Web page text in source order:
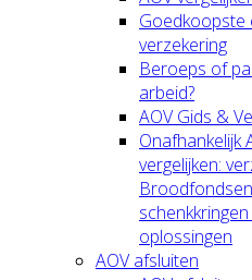
Goedkoopste
verzekering
Beroeps of
arbeid?
AOV Gids &
Onafhankelijk
vergelijken:
oplossingen
AOV afsluiten